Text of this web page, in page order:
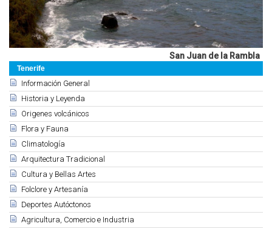
Tenerife
Información General
Historia y Leyenda
Origenes volcánicos
Flora y Fauna
Climatología
Arquitectura Tradicional
Cultura y Bellas Artes
Folclore y Artesanía
Deportes Autóctonos
Agricultura, Comercio e Industria
San Juan de la Rambla